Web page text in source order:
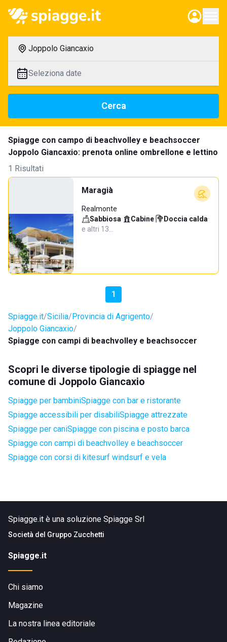
Joppolo Giancaxio
Seleziona date
Cerca
Spiagge con campo di beachvolley e beachsoccer
Joppolo Giancaxio: prenota online ombrellone e lettino
1 Risultati
Maragià
Realmonte
Sabbiosa· Cabine· Doccia calda·
e altri 13…
1
Spiagge.it Sicilia Provincia di Agrigento
Joppolo Giancaxio
Spiagge con campi di beachvolley e beachsoccer
Scopri le diverse tipologie di spiagge nel
comune di Joppolo Giancaxio
Spiagge per bambiniSpiagge con bar e ristorante
Spiagge accessibili per disabiliSpiagge attrezzate
Spiagge per caniSpiagge con piscina e posto barca
Spiagge con campi di beachvolley e beachsoccer
Spiagge con corsi di kitesurf windsurf e vela
Spiagge.it è una soluzione Spiagge Srl
Società del Gruppo Zucchetti
Spiagge.it
Chi siamo
Magazine
La nostra linea editoriale